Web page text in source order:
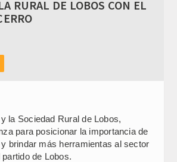
RURAL DE LOBOS CON EL
la Sociedad Rural de Lobos,
para posicionar la importancia de
brindar más herramientas al sector
de Lobos.